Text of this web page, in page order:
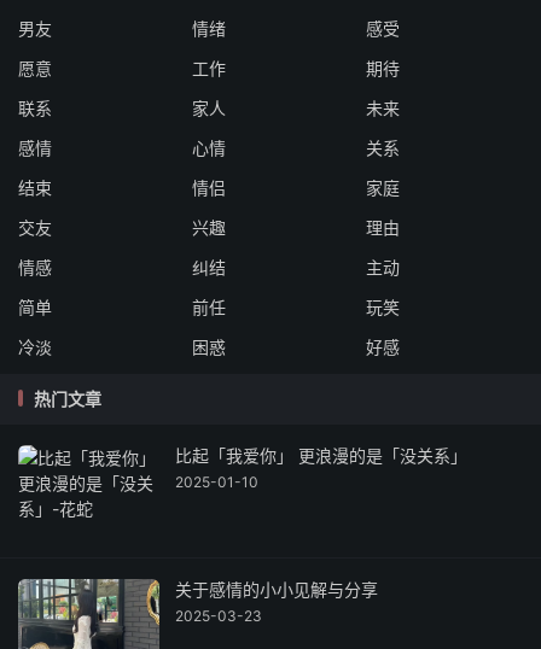
男友
情绪
感受
愿意
工作
期待
联系
家人
未来
感情
心情
关系
结束
情侣
家庭
交友
兴趣
理由
情感
纠结
主动
简单
前任
玩笑
冷淡
困惑 好感
热门文章
比起「我爱你」 更浪漫的是「没关系」
2025-01-10
关于感情的小小见解与分享
2025-03-23